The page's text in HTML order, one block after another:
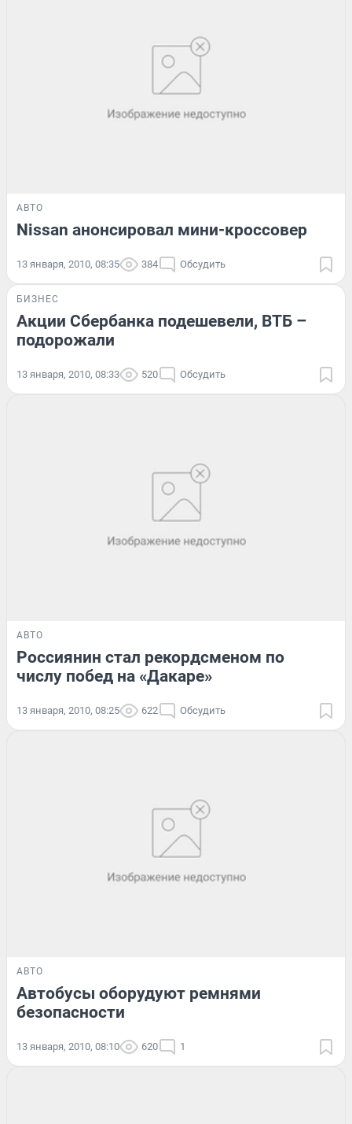
АВТО
Nissan анонсировал мини-кроссовер
13 января, 2010, 08:35 384 Обсудить
БИЗНЕС
Акции Сбербанка подешевели, ВТБ –
подорожали
13 января, 2010, 08:33 520 Обсудить
АВТО
Россиянин стал рекордсменом по
числу побед на «Дакаре»
13 января, 2010, 08:25 622 Обсудить
АВТО
Автобусы оборудуют ремнями
безопасности
13 января, 2010, 08:10 620 1